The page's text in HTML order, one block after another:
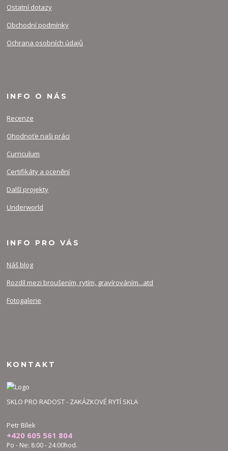
Ostatní dotazy
Obchodní podmínky
Ochrana osobních údajů
INFO O NÁS
Recenze
Ohodnoťe naši práci
Curriculum
Certifikáty a ocenění
Další projekty
Underworld
INFO PRO VÁS
Náš blog
Rozdíl mezi broušením, rytím, gravírováním...atd
Fotogalerie
KONTAKT
SKLO PRO RADOST - ZAKÁZKOVÉ RYTÍ SKLA
Petr Bílek
+420 605 561 804
Po - Ne: 8:00 - 24:00hod.